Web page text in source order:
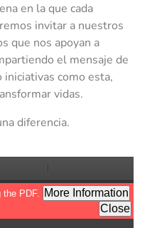
en la que cada
invitar a nuestros
que nos apoyan a
el mensaje de
iniciativas como esta,
vidas.
diferencia.